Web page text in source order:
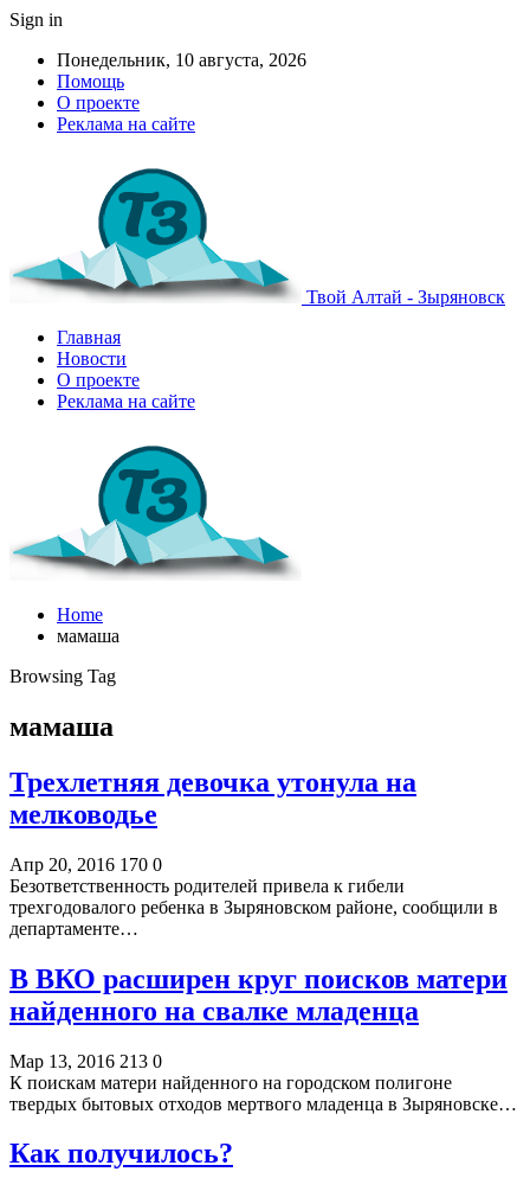
Sign in
Понедельник, 10 августа, 2026
Помощь
О проекте
Реклама на сайте
Твой Алтай - Зыряновск
Главная
Новости
О проекте
Реклама на сайте
Home
мамаша
Browsing Tag
мамаша
Трехлетняя девочка утонула на
мелководье
Апр 20, 2016 170 0
Безответственность родителей привела к гибели
трехгодовалого ребенка в Зыряновском районе, сообщили в
департаменте…
В ВКО расширен круг поисков матери
найденного на свалке младенца
Мар 13, 2016 213 0
К поискам матери найденного на городском полигоне
твердых бытовых отходов мертвого младенца в Зыряновске…
Как получилось?